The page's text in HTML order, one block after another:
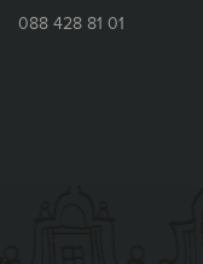
088 428 81 01